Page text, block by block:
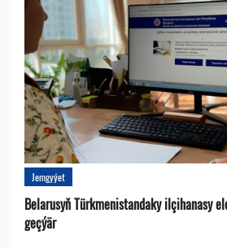
Jemgyýet
Belarusyň Türkmenistandaky ilçihanasy
geçýär